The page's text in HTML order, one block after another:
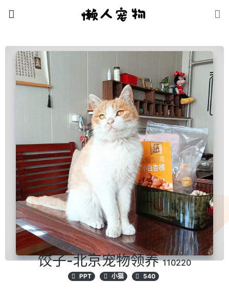
饺子-北京宠物领养110220
PPT 小猫 540